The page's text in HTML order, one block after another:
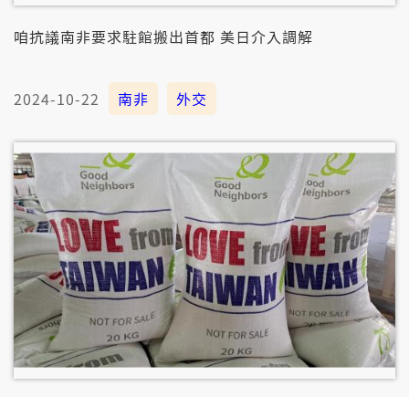
咱抗議南非要求駐館搬出首都 美日介入調解
2024-10-22 南非 外交